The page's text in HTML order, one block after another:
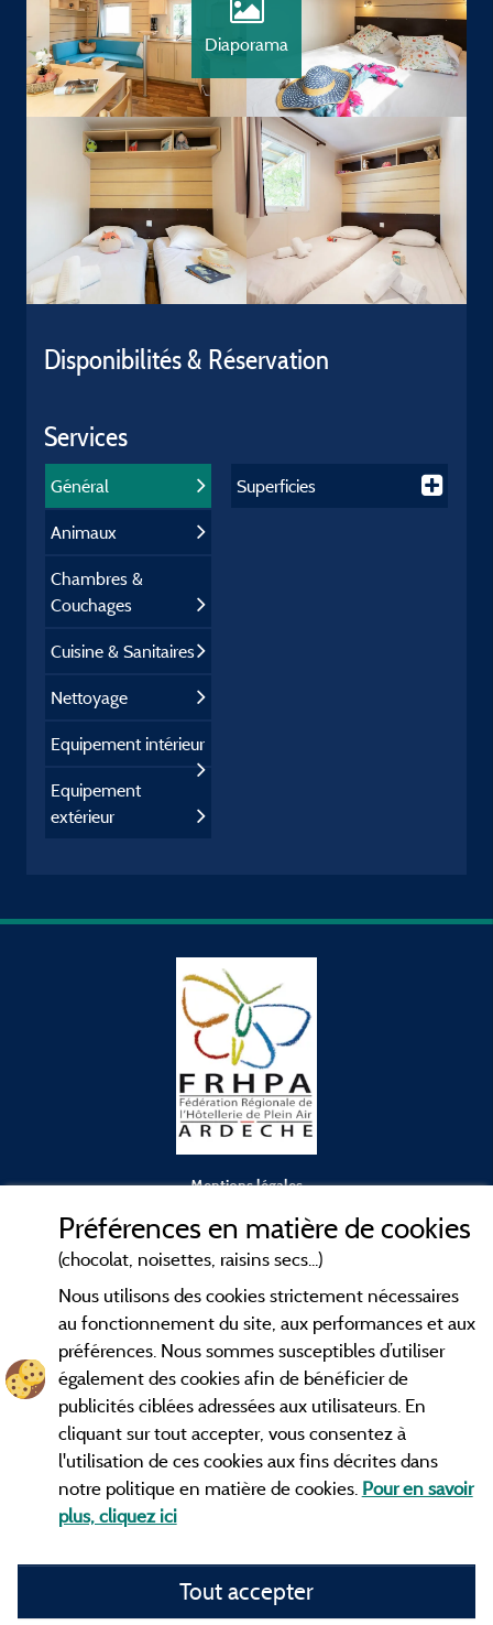
Diaporama
Disponibilités & Réservation
Services
Général
Animaux
Chambres &
Couchages
Cuisine & Sanitaires
Nettoyage
Equipement intérieur
Equipement
extérieur
Superficies
Mentions légales
Contact
CGV
Les meilleurscampings en Ardèche . Consultez les fiches de
nos adhérents et découvrez nos meilleures offres dans les
Gorges de l'Ardèche, le célèbrePont d'Arc, la grotte de l'Aven
d'Orgnac, Le mont Gerbier de Jonc ou le mont Mézenc...
informez vous directement ici en ligne avant de contacter le
Faites vous votre propre idée du camping, au pied d'un lac,
avec clubenfants, avec vos animaux de compagnie, sous la
Préférences en matière de cookies
(chocolat, noisettes, raisins secs...)
Nous utilisons des cookies strictement nécessaires
au fonctionnement du site, aux performances et aux
préférences. Nous sommes susceptibles d’utiliser
également des cookies afin de bénéficier de
publicités ciblées adressées aux utilisateurs. En
cliquant sur tout accepter, vous consentez à
l'utilisation de ces cookies aux fins décrites dans
notre politique en matière de cookies. Pour en savoir
plus, cliquez ici
Tout accepter